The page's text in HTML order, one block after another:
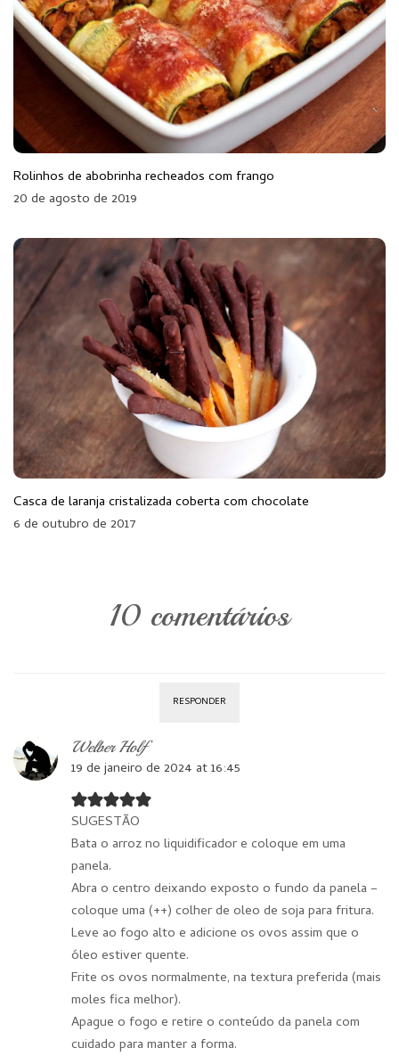
Rolinhos de abobrinha recheados com frango
20 de agosto de 2019
Casca de laranja cristalizada coberta com chocolate
6 de outubro de 2017
10 comentários
RESPONDER
Welber Holf
19 de janeiro de 2024 at 16:45
SUGESTÃO
Bata o arroz no liquidificador e coloque em uma
panela.
Abra o centro deixando exposto o fundo da panela –
coloque uma (++) colher de oleo de soja para fritura.
Leve ao fogo alto e adicione os ovos assim que o
óleo estiver quente.
Frite os ovos normalmente, na textura preferida (mais
moles fica melhor).
Apague o fogo e retire o conteúdo da panela com
cuidado para manter a forma.